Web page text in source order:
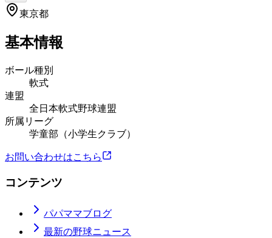
東京都
基本情報
ボール種別
軟式
連盟
全日本軟式野球連盟
所属リーグ
学童部（小学生クラブ）
お問い合わせはこちら
コンテンツ
パパママブログ
最新の野球ニュース